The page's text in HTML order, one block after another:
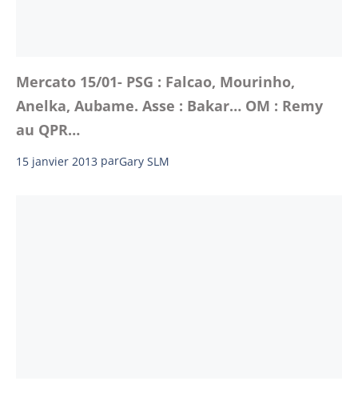
Mercato 15/01- PSG : Falcao, Mourinho,
Anelka, Aubame. Asse : Bakar… OM : Remy
au QPR…
15 janvier 2013 parGary SLM